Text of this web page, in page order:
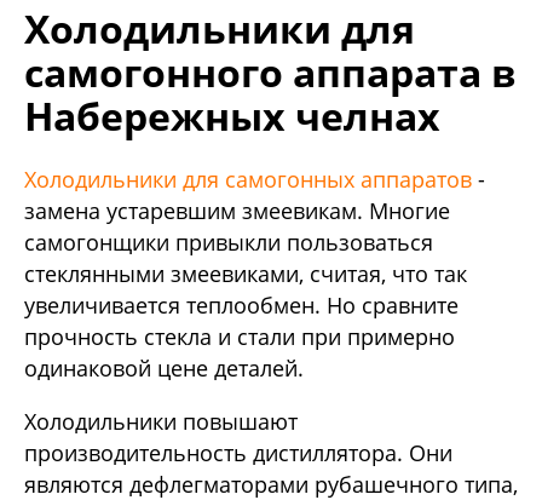
Холодильники для
самогонного аппарата в
Набережных челнах
Холодильники для самогонных аппаратов -
замена устаревшим змеевикам. Многие
самогонщики привыкли пользоваться
стеклянными змеевиками, считая, что так
увеличивается теплообмен. Но сравните
прочность стекла и стали при примерно
одинаковой цене деталей.
Холодильники повышают
производительность дистиллятора. Они
являются дефлегматорами рубашечного типа,